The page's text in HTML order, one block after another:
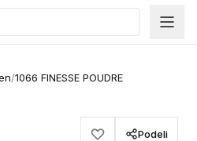
/1066 FINESSE POUDRE
Podeli